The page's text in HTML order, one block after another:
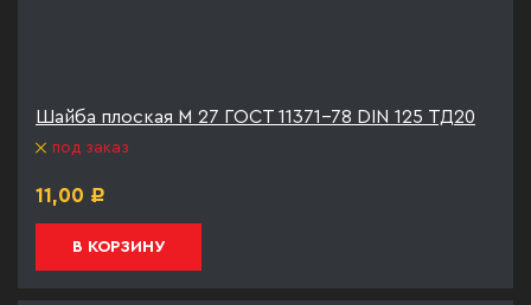
Шайба плоская М 27 ГОСТ 11371-78 DIN 125 ТД20
под заказ
11,00 Р
В КОРЗИНУ